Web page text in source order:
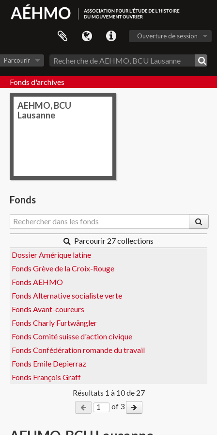
Ouverture de session
Parcourir
Fonds d'archives
AEHMO, BCU
Lausanne
Fonds
Parcourir 27 collections
Dossier Amérique latine
Fonds Grève de la Croix-Rouge
Fonds AEHMO
Fonds Alternative socialiste verte
Fonds Avant-coureurs
Fonds Charly Furtwängler
Fonds Comité suisse d'action civique
Fonds Confédération romande du travail
Fonds Emile Depierraz
Fonds François Graff
Résultats 1 à 10de 27
of 3